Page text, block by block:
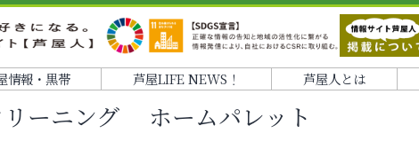
情報・黒帯 芦屋LIFE NEWS！ 芦屋人とは
リーニング ホームパレット